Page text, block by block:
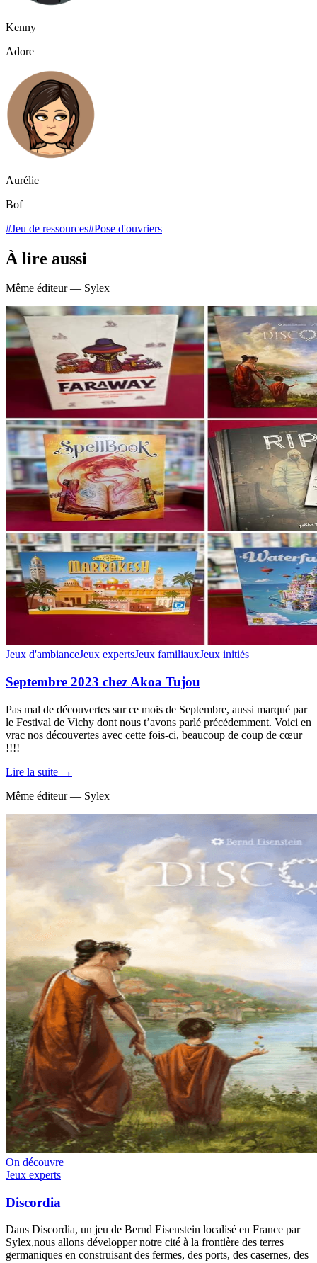
Kenny
Adore
Aurélie
Bof
#Jeu de ressources#Pose d'ouvriers
À lire aussi
Même éditeur — Sylex
Jeux d'ambianceJeux expertsJeux familiauxJeux initiés
Septembre 2023 chez Akoa Tujou
Pas mal de découvertes sur ce mois de Septembre, aussi marqué par
le Festival de Vichy dont nous t’avons parlé précédemment. Voici en
vrac nos découvertes avec cette fois-ci, beaucoup de coup de cœur
!!!!
Lire la suite →
Même éditeur — Sylex
On découvre
Jeux experts
Discordia
Dans Discordia, un jeu de Bernd Eisenstein localisé en France par
Sylex,nous allons développer notre cité à la frontière des terres
germaniques en construisant des fermes, des ports, des casernes, des